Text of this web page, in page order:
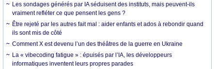
Les sondages générés par IA séduisent des instituts, mais peuvent-ils
vraiment refléter ce que pensent les gens ?
Être rejeté par les autres fait mal : aider enfants et ados à rebondir quand
ils sont mis de côté
Comment X est devenu l’un des théâtres de la guerre en Ukraine
La « vibecoding fatigue » : épuisés par l’IA, les développeurs
informatiques inventent leurs propres parades